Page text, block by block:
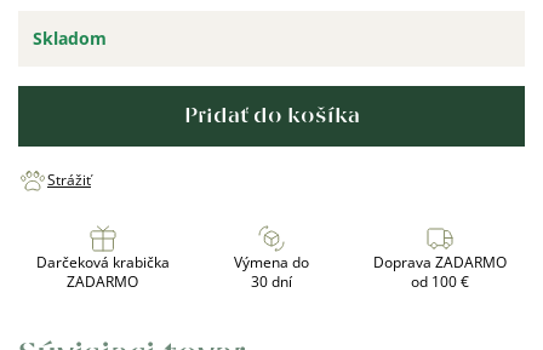
Skladom
Pridať do košíka
Strážiť
Darčeková krabička
ZADARMO
Výmena do
30 dní
Doprava ZADARMO
od 100 €